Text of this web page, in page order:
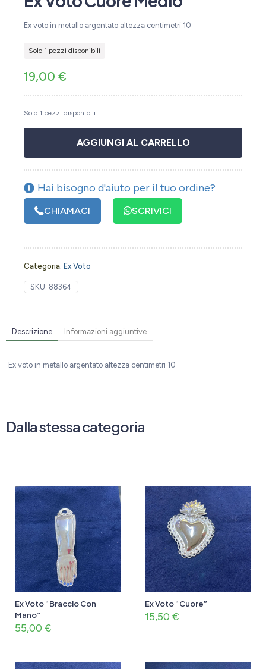
Ex voto in metallo argentato altezza centimetri 10
Solo 1 pezzi disponibili
19,00 €
Solo 1 pezzi disponibili
AGGIUNGI AL CARRELLO
Hai bisogno d'aiuto per il tuo ordine?
CHIAMACI SCRIVICI
Categoria: Ex Voto
SKU: 88364
Descrizione Informazioni aggiuntive
Ex voto in metallo argentato altezza centimetri 10
Dalla stessa categoria
Ex Voto “Braccio Con
Mano”
55,00 €
Ex Voto “Cuore”
15,50 €